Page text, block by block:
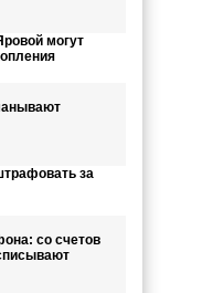
могут
за
со счетов